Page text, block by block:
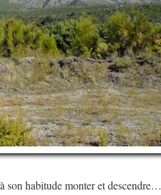
son habitude monter et descendre…